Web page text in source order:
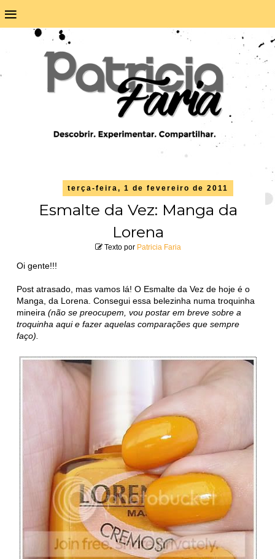
≡
terça-feira, 1 de fevereiro de 2011
Esmalte da Vez: Manga da
Lorena
Texto por Patricia Faria
Oi gente!!!
Post atrasado, mas vamos lá! O Esmalte da Vez de hoje é o
Manga, da Lorena. Consegui essa belezinha numa troquinha
mineira(não se preocupem, vou postar em breve sobre a
troquinha aqui e fazer aquelas comparações que sempre
faço).